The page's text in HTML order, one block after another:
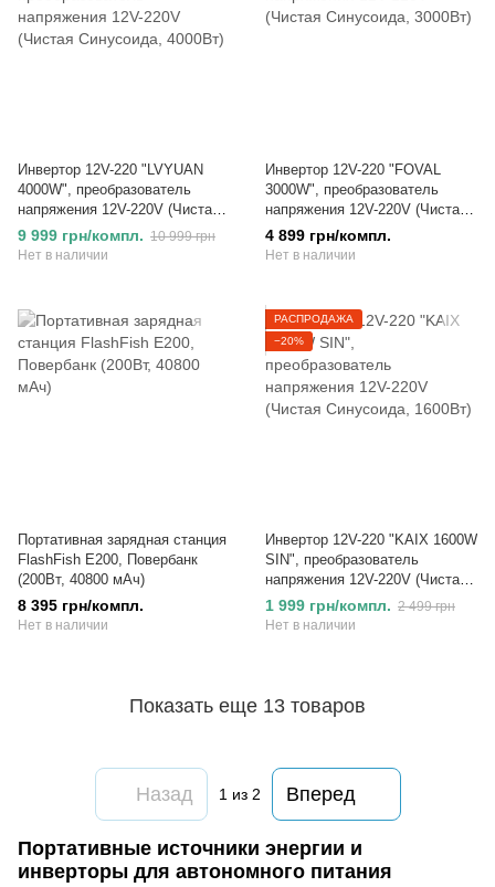
Инвертор 12V-220 "LVYUAN
4000W", преобразователь
напряжения 12V-220V (Чистая
Синусоида, 4000Вт)
9 999 грн/компл. 10 999 грн
Нет в наличии
Инвертор 12V-220 "FOVAL
3000W", преобразователь
напряжения 12V-220V (Чистая
Синусоида, 3000Вт)
4 899 грн/компл.
Нет в наличии
Портативная зарядная станция
FlashFish E200, Повербанк
(200Вт, 40800 мАч)
8 395 грн/компл.
Нет в наличии
РАСПРОДАЖА
−20%
Инвертор 12V-220 "KAIX 1600W
SIN", преобразователь
напряжения 12V-220V (Чистая
Синусоида, 1600Вт)
1 999 грн/компл. 2 499 грн
Нет в наличии
Показать еще 13 товаров
Назад 1 из 2 Вперед
Портативные источники энергии и
инверторы для автономного питания